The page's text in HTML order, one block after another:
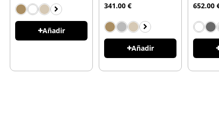
Añadir
341.00 €
Añadir
652.00